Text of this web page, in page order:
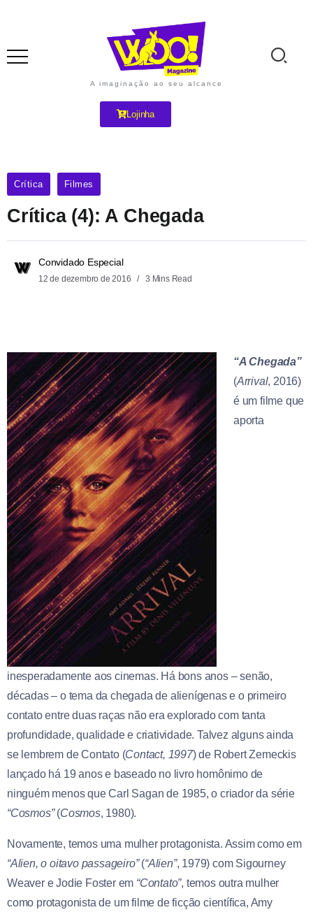
A imaginação ao seu alcance
Lojinha
Crítica Filmes
Crítica (4): A Chegada
Convidado Especial
12 de dezembro de 2016 3 Mins Read
“A Chegada”
(Arrival, 2016)
é um filme que
aporta
inesperadamente aos cinemas. Há bons anos – senão,
décadas – o tema da chegada de alienígenas e o primeiro
contato entre duas raças não era explorado com tanta
profundidade, qualidade e criatividade. Talvez alguns ainda
se lembrem de Contato (Contact, 1997) de Robert Zemeckis
lançado há 19 anos e baseado no livro homônimo de
ninguém menos que Carl Sagan de 1985, o criador da série
“Cosmos”(Cosmos, 1980).
Novamente, temos uma mulher protagonista. Assim como em
“Alien, o oitavo passageiro”(“Alien”, 1979) com Sigourney
Weaver e Jodie Foster em “Contato”, temos outra mulher
como protagonista de um filme de ficção científica, Amy